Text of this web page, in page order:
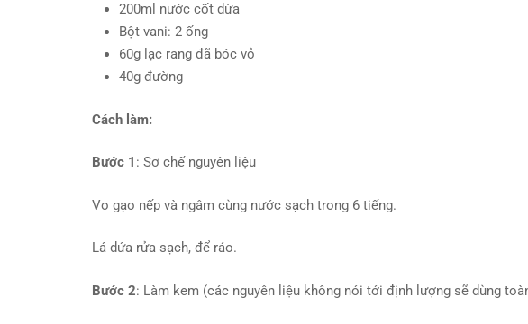
200ml nước cốt dừa
Bột vani: 2 ống
60g lạc rang đã bóc vỏ
40g đường
Cách làm:
Bước 1 : Sơ chế nguyên liệu
Vo gạo nếp và ngâm cùng nước sạch trong 6 tiếng.
Lá dứa rửa sạch, để ráo.
Bước 2: Làm kem (các nguyên liệu không nói tới định lượng sẽ dùng